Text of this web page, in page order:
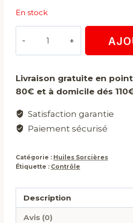
En stock
Livraison gratuite en
80€ et à domicile dés
Satisfaction garantie
Paiement sécurisé
Catégorie : Huiles Sorcières
Étiquette : Contrôle
Description
Avis (0)